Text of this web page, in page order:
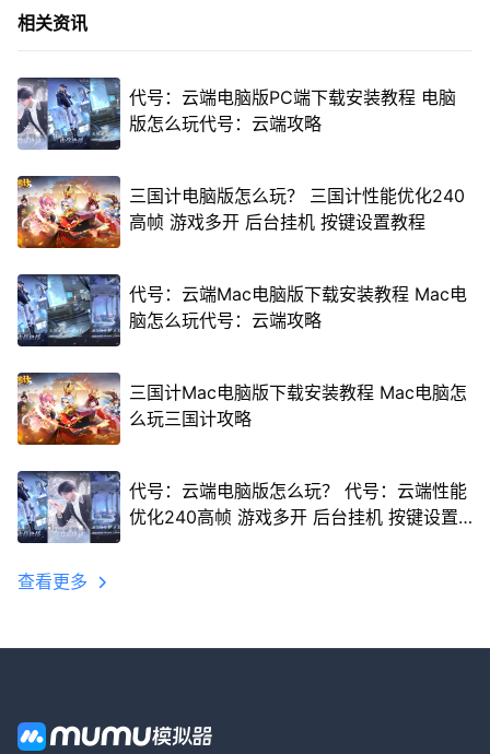
相关资讯
代号：云端电脑版PC端下载安装教程 电脑
版怎么玩代号：云端攻略
三国计电脑版怎么玩？ 三国计性能优化240
高帧 游戏多开 后台挂机 按键设置教程
代号：云端Mac电脑版下载安装教程 Mac电
脑怎么玩代号：云端攻略
三国计Mac电脑版下载安装教程 Mac电脑怎
么玩三国计攻略
代号：云端电脑版怎么玩？ 代号：云端性能
优化240高帧 游戏多开 后台挂机 按键设置
查看更多